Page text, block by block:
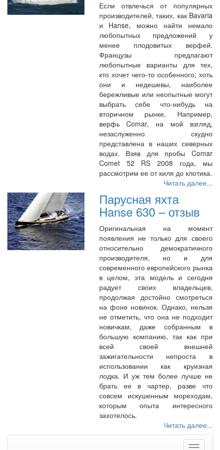
Если отвлечься от популярных
производителей, таких, как Bavaria
и Hanse, можно найти немало
любопытных предложений у
менее плодовитых верфей.
Французы предлагают
любопытные варианты для тех,
кто хочет чего-то особенного; хоть
они и недешевы, наиболее
бережливые или неопытные могут
выбрать себе что-нибудь на
вторичном рынке. Например,
верфь Comar, на мой взгляд,
незаслуженно скудно
представлена в наших северных
водах. Взяв для пробы Comar
Comet 52 RS 2008 года, мы
рассмотрим ее от киля до клотика.
Читать далее...
Парусная яхта
Hanse 630 – отзыв
Оригинальная на момент
появления не только для своего
относительно демократичного
производителя, но и для
современного европейского рынка
в целом, эта модель и сегодня
радует своих владельцев,
продолжая достойно смотреться
на фоне новинок. Однако, нельзя
не отметить, что она не подходит
новичкам, даже собранным в
большую компанию, так как при
всей своей внешней
зажигательности непроста в
использовании как круизная
лодка. И уж тем более лучше не
брать ее в чартер, разве что
совсем искушенным мореходам,
которым опыта интересного
захотелось.
Читать далее...